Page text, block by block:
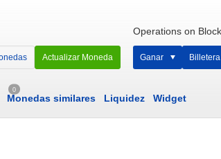
Actualizar Moneda
Operations on
Ganar Billetera
0
Monedas similares Liquidez Widget